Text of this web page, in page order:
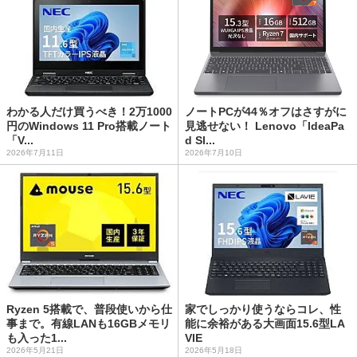
わかる人だけ買うべき！2万1000
円のWindows 11 Pro搭載ノート
「V...
2026年7月11日
ノートPCが44％オフはさすがに
見逃せない！ Lenovo「IdeaPa
d Sl...
2026年7月10日
Ryzen 5搭載で、普段使いから仕
事まで。有線LANも16GBメモリ
も入った1...
2026年5月21日
家でしっかり使うならコレ、性
能に余裕がある大画面15.6型LA
VIE
2026年5月18日